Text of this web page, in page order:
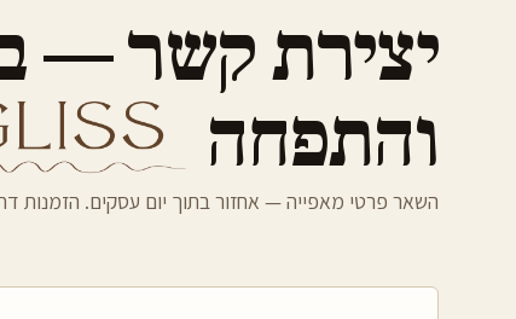
יצירת קשר —
והתפחה
השאר פרטי מאפייה — אחזור בתוך יום עסקים. הזמנות